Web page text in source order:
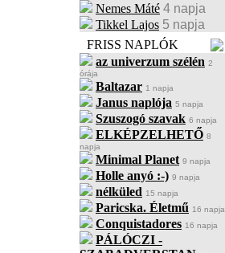
Nemes Máté 4 napja
Tikkel Lajos 5 napja
FRISS NAPLÓK
az univerzum szélén 2
órája
Baltazar 1 napja
Janus naplója 5 napja
Szuszogó szavak 6 napja
ELKÉPZELHETŐ 8
napja
Minimal Planet 9 napja
Holle anyó :-) 9 napja
nélküled 15 napja
Paricska. Életmű 16 napja
Conquistadores 16 napja
PÁLÓCZI -